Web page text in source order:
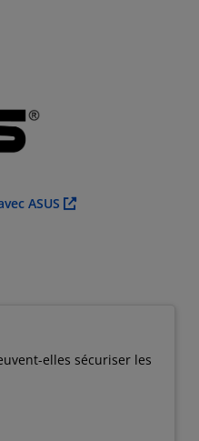
ASUS
elles sécuriser les